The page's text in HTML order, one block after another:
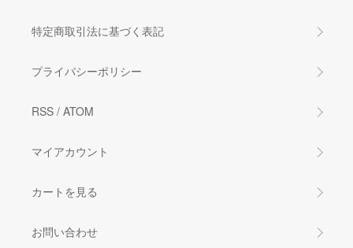
特定商取引法に基づく表記
プライバシーポリシー
RSS / ATOM
マイアカウント
カートを見る
お問い合わせ